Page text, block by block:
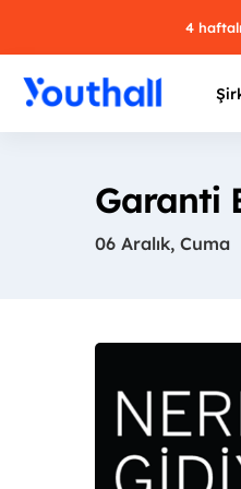
4
Garanti
06 Aralık, Cuma